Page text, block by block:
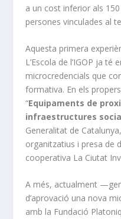
a un cost inferior als
persones vinculades al
Aquesta primera
L’Escola de l’IGOP ja té
microcredencials que
formativa. En els
“Equipaments de
infraestructures
Generalitat de
organitzatius i presa de
cooperativa La Ciutat
A més, actualment
d’aprovació una nova
amb la Fundació